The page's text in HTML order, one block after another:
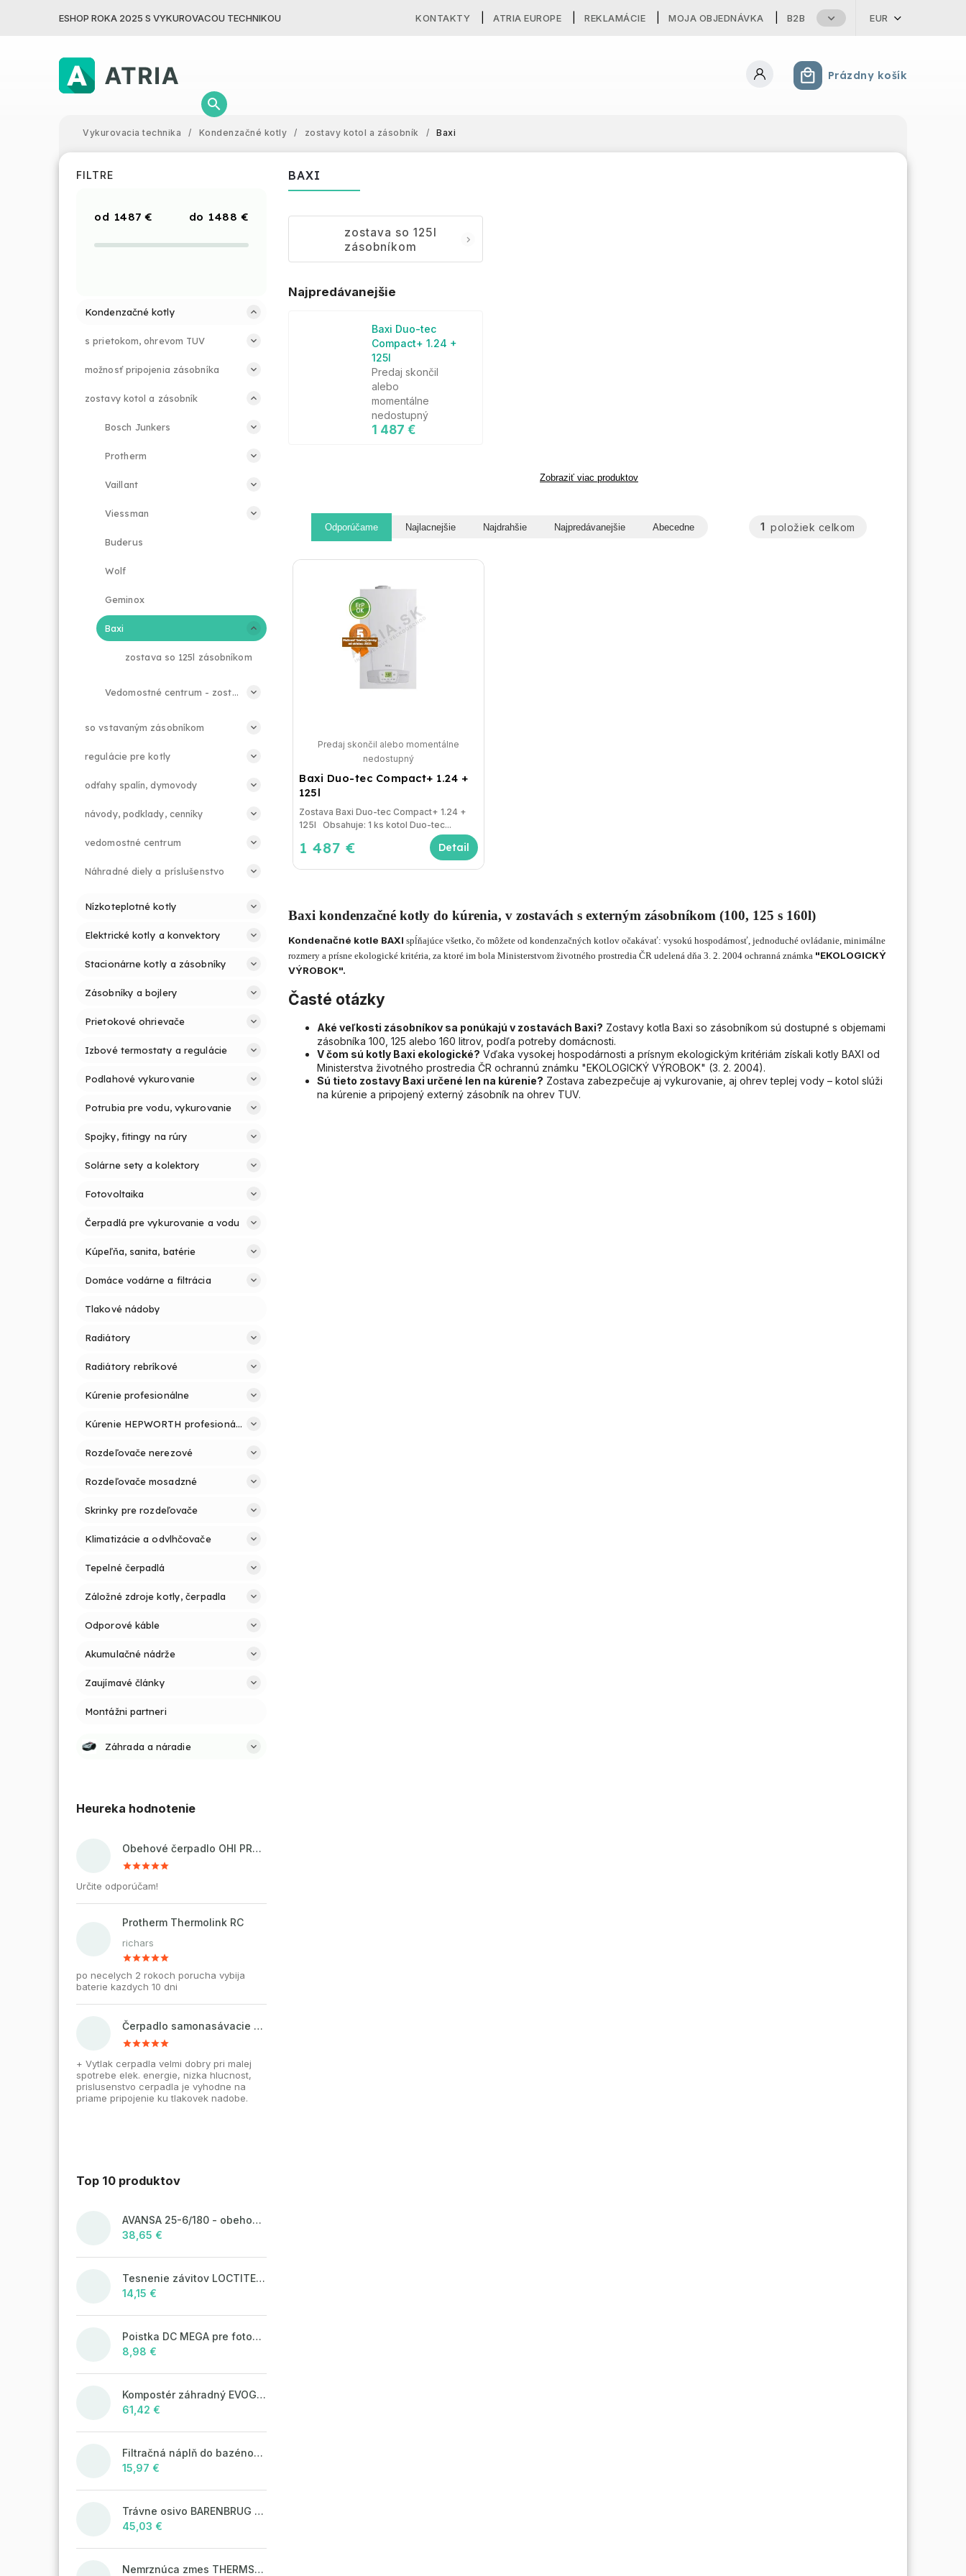
ESHOP ROKA 2025 S VYKUROVACOU TECHNIKOU KONTAKTY ATRIA EUROPE REKLAMÁCIE MOJA OBJEDNÁVKA B2B EUR
Nákupný košík
Prázdny košík
Vykurovacia technika / Kondenzačné kotly / zostavy kotol a zásobník / Baxi
FILTRE
1487 € 1488 €
Kondenzačné kotly
s prietokom, ohrevom TUV
možnosť pripojenia zásobníka
zostavy kotol a zásobník
Bosch Junkers
Protherm
Vaillant
Viessman
Buderus
Wolf
Geminox
Baxi
zostava so 125l zásobníkom
Vedomostné centrum - zostavy kotol a zásobník
so vstavaným zásobníkom
regulácie pre kotly
odťahy spalín, dymovody
návody, podklady, cenníky
vedomostné centrum
Náhradné diely a príslušenstvo
Nízkoteplotné kotly
Elektrické kotly a konvektory
Stacionárne kotly a zásobníky
Zásobníky a bojlery
Prietokové ohrievače
Izbové termostaty a regulácie
Podlahové vykurovanie
Potrubia pre vodu, vykurovanie
Spojky, fitingy na rúry
Solárne sety a kolektory
Fotovoltaika
Čerpadlá pre vykurovanie a vodu
Kúpeľňa, sanita, batérie
Domáce vodárne a filtrácia
Tlakové nádoby
Radiátory
Radiátory rebríkové
Kúrenie profesionálne
Kúrenie HEPWORTH profesionálne a jednoducho
Rozdeľovače nerezové
Rozdeľovače mosadzné
Skrinky pre rozdeľovače
Klimatizácie a odvlhčovače
Tepelné čerpadlá
Záložné zdroje kotly, čerpadla
Odporové káble
Akumulačné nádrže
Zaujímavé články
Montážni partneri
Záhrada a náradie
Heureka hodnotenie
Obehové čerpadlo OHI PRO 32-60/180 pre kúrenie a cirkuláciu vody
Určite odporúčam!
Protherm Thermolink RC
richars
po necelych 2 rokoch porucha vybija
baterie kazdych 10 dni
Čerpadlo samonasávacie WZI 750 na vodu, povrchové, liatinové
+ Vytlak cerpadla velmi dobry pri malej
spotrebe elek. energie, nizka hlucnost,
prislusenstvo cerpadla je vyhodne na
priame pripojenie ku tlakovek nadobe.
Top 10 produktov
AVANSA 25-6/180 - obehové čerpadlo, pripojovací závit 6/4"
38,65 €
Tesnenie závitov LOCTITE 55 - 160 m, návin
14,15 €
Poistka DC MEGA pre fotovoltaické systémy 125A/80V
8,98 €
Kompostér záhradný EVOGREEN 630l čierny
61,42 €
Filtračná náplň do bazénových filtrácií LAGUNA Aqua Filter 25kg
15,97 €
Trávne osivo BARENBRUG WATER SAVER 5 kg
45,03 €
Nemrznúca zmes THERMSOL EKO
BAXI
zostava so 125l
zásobníkom
Najpredávanejšie
Baxi Duo-tec
Compact+ 1.24 +
125l
Predaj skončil
alebo
momentálne
nedostupný
1 487 €
Zobraziť viac produktov
Odporúčame Najlacnejšie Najdrahšie Najpredávanejšie Abecedne 1 položiek celkom
Baxi Duo-tec Compact+ 1.24 +
125l
Predaj skončil alebo momentálne
nedostupný
1 487 € Detail
Zostava Baxi Duo-tec Compact+ 1.24 +
125l Obsahuje: 1 ks kotol Duo-tec...
Baxi kondenzačné kotly do kúrenia, v zostavách s externým zásobníkom (100, 125 s 160l)
Kondenačné kotle BAXI spĺňajúce všetko, čo môžete od kondenzačných kotlov očakávať: vysokú hospodárnosť, jednoduché ovládanie, minimálne
rozmery a prísne ekologické kritéria, za ktoré im bola Ministerstvom životného prostredia ČR udelená dňa 3. 2. 2004 ochranná známka "EKOLOGICKÝ
VÝROBOK".
Časté otázky
Aké veľkosti zásobníkov sa ponúkajú v zostavách Baxi? Zostavy kotla Baxi so zásobníkom sú dostupné s objemami
zásobníka 100, 125 alebo 160 litrov, podľa potreby domácnosti.
V čom sú kotly Baxi ekologické? Vďaka vysokej hospodárnosti a prísnym ekologickým kritériám získali kotly BAXI od
Ministerstva životného prostredia ČR ochrannú známku "EKOLOGICKÝ VÝROBOK" (3. 2. 2004).
Sú tieto zostavy Baxi určené len na kúrenie? Zostava zabezpečuje aj vykurovanie, aj ohrev teplej vody – kotol slúži
na kúrenie a pripojený externý zásobník na ohrev TUV.